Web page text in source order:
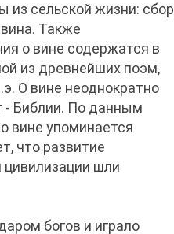
из сельской жизни: сбор
Также
о вине содержатся в
из древнейших поэм,
О вине неоднократно
- Библии. По данным
вине упоминается
что развитие
цивилизации шли
богов и играло